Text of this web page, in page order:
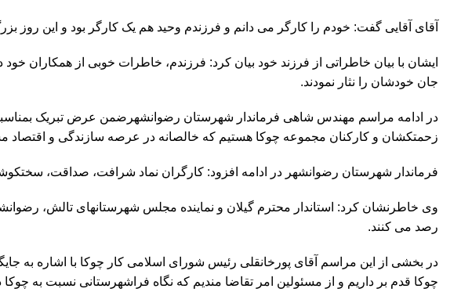
آقای آقایی گفت: خودم را کارگر می دانم و فرزندم وحید هم یک کارگر بود و این روز
ایشان با بیان خاطراتی از فرزند خود بیان کرد: فرزندم، خاطرات خوبی از
جان خودشان را نثار نمودند.
در ادامه مراسم مهندس شاهی فرماندار شهرستان رضوانشهرضمن عرض تبریک
زحمتکشان و کارکنان مجموعه چوکا هستیم که خالصانه در عرصه سازندگی و اقتصاد
فرماندار شهرستان رضوانشهر در ادامه افزود: کارگران نماد شرافت، صداقت،
وی خاطرنشان کرد: استاندار محترم گیلان و نماینده مجلس شهرستانهای تالش،
رصد می کنند.
در بخشی از این مراسم آقای پورخانقلی رئیس شورای اسلامی کار چوکا با اشاره به
چوکا قدم بر داریم و از مسئولین امر تقاضا مندیم که نگاه فراشهرستانی نسبت به چوکا